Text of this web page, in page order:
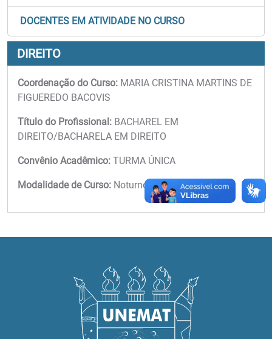
DOCENTES EM ATIVIDADE NO CURSO
DIREITO
Coordenação do Curso: MARIA CRISTINA MARTINS DE
FIGUEREDO BACOVIS
Título do Profissional: BACHAREL EM
DIREITO/BACHARELA EM DIREITO
Convênio Acadêmico: TURMA ÚNICA
Modalidade de Curso: Noturno